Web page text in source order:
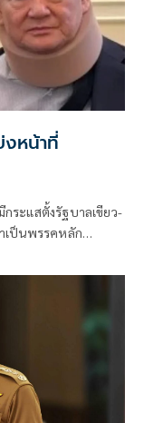
หน้าที่
กระแสตั้งรัฐบาลเขียว-
เป็นพรรคหลัก